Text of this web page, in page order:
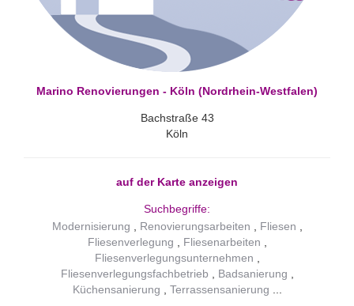
Marino Renovierungen - Köln (Nordrhein-Westfalen)
Bachstraße 43
Köln
auf der Karte anzeigen
Suchbegriffe:
Modernisierung
Renovierungsarbeiten
Fliesen
Fliesenverlegung
Fliesenarbeiten
Fliesenverlegungsunternehmen
Fliesenverlegungsfachbetrieb
Badsanierung
Küchensanierung
Terrassensanierung